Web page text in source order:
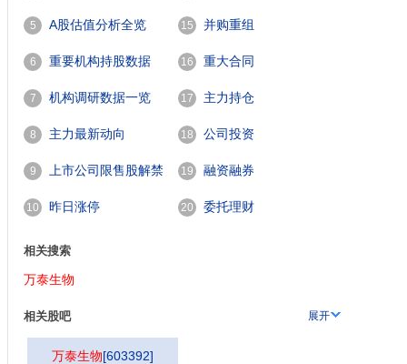
5 A股估值分析全览
6 重要机构持股数据
7 机构调研数据一览
8 主力最新动向
9 上市公司限售股解禁
一览
10 昨日涨停
15 并购重组
16 重大合同
17 主力持仓
18 公司投资
19 融资融券
20 委托理财
相关搜索
万泰生物
相关股吧 展开
万泰生物[603392]